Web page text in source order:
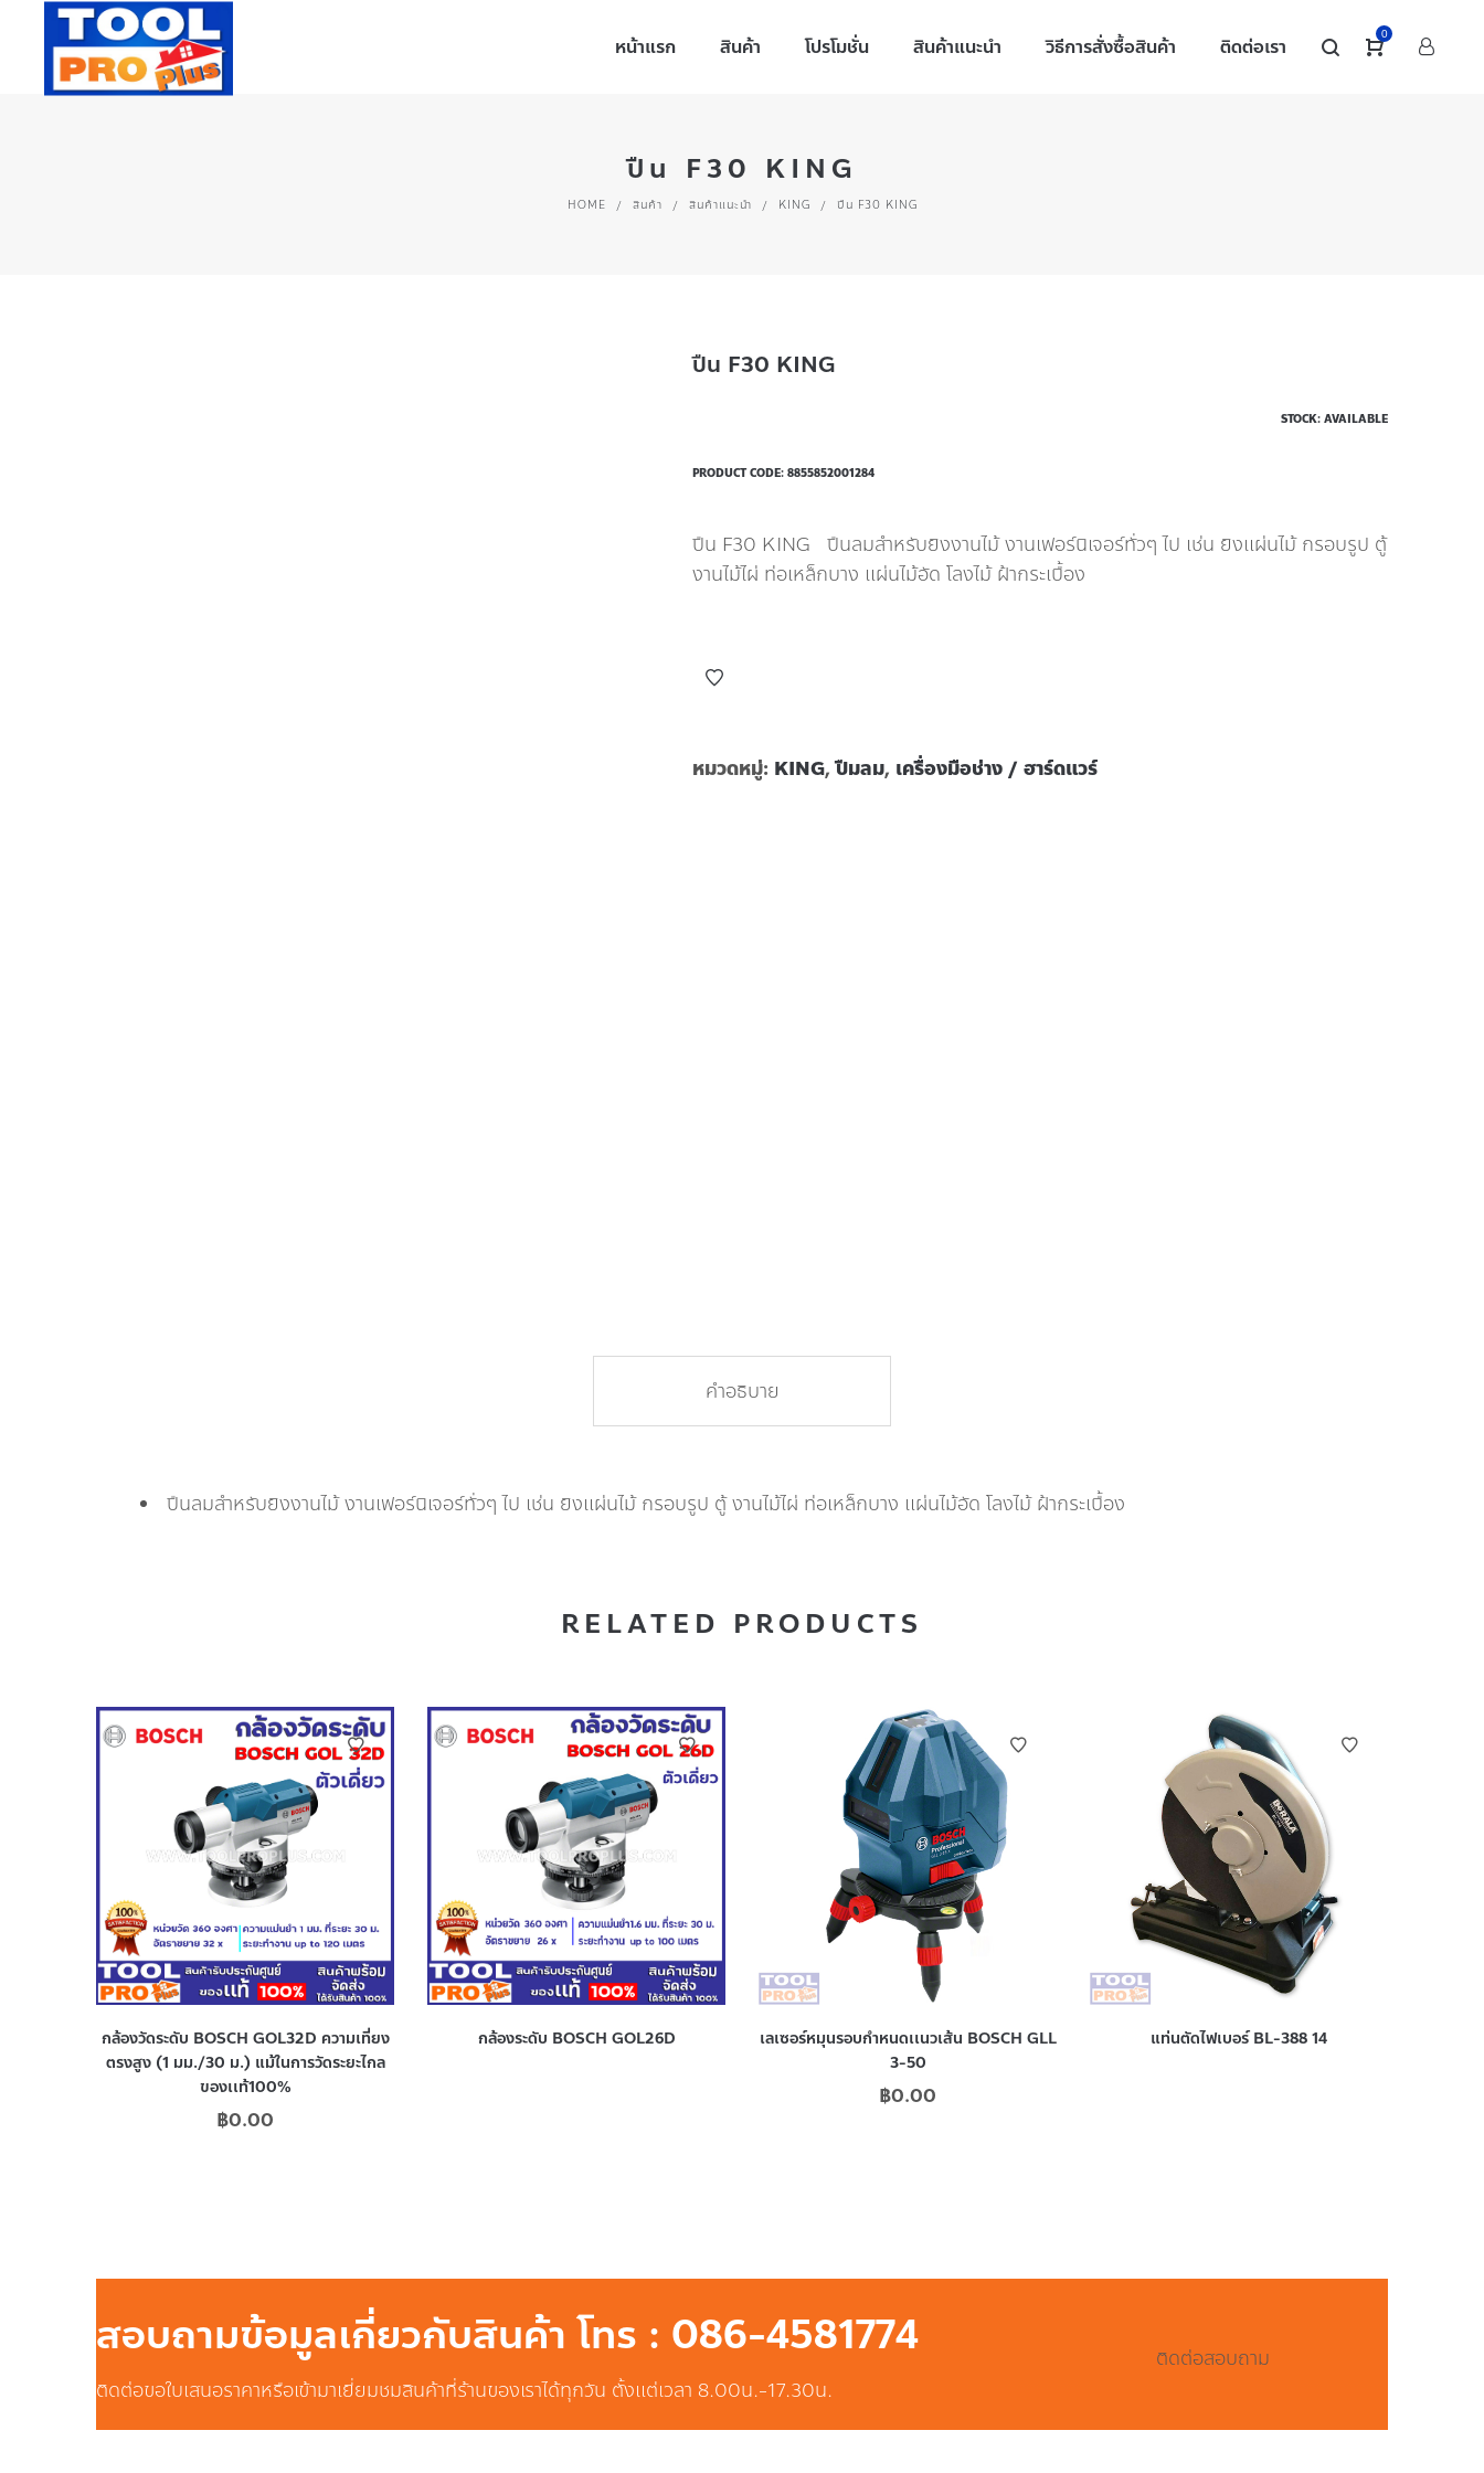
หน้าแรก สินค้า โปรโมชั่น สินค้าแนะนำ วิธีการสั่งซื้อสินค้า ติดต่อเรา 0
ปืน F30 KING
HOME / สินค้า / สินค้าแนะนำ / KING / ปืน F30 KING
ปืน F30 KING
STOCK: AVAILABLE
PRODUCT CODE: 8855852001284
ปืน F30 KING ปืนลมสำหรับยิงงานไม้ งานเฟอร์นิเจอร์ทั่วๆ ไป เช่น ยิงแผ่นไม้ กรอบรูป ตู้
งานไม้ไผ่ ท่อเหล็กบาง แผ่นไม้อัด โลงไม้ ฝ้ากระเบื้อง
หมวดหมู่: KING,ปืมลม, เครื่องมือช่าง / ฮาร์ดแวร์
คำอธิบาย
ปืนลมสำหรับยิงงานไม้ งานเฟอร์นิเจอร์ทั่วๆ ไป เช่น ยิงแผ่นไม้ กรอบรูป ตู้ งานไม้ไผ่ ท่อเหล็กบาง แผ่นไม้อัด โลงไม้ ฝ้ากระเบื้อง
RELATED PRODUCTS
กล้องวัดระดับ BOSCH GOL32D ความเที่ยง
ตรงสูง (1 มม./30 ม.) แม้ในการวัดระยะไกล
ของเเท้100%
฿0.00
กล้องระดับ BOSCH GOL26D
เลเซอร์หมุนรอบกำหนดเเนวเส้น BOSCH GLL
3-50
฿0.00
แท่นตัดไฟเบอร์ BL-388 14
สอบถามข้อมูลเกี่ยวกับสินค้า โทร : 086-4581774
ติดต่อขอใบเสนอราคาหรือเข้ามาเยี่ยมชมสินค้าที่ร้านของเราได้ทุกวัน ตั้งแต่เวลา 8.00น.-17.30น.
ติดต่อสอบถาม